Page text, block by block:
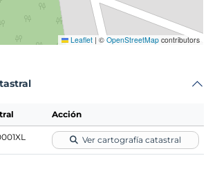
Leaflet | © OpenStreetMap contributors
Acción
Ver cartografía catastral